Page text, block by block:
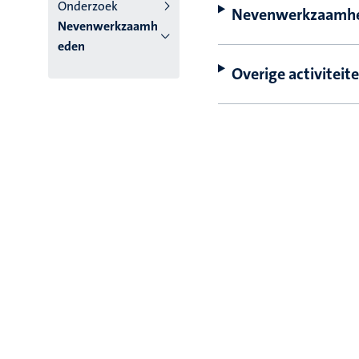
Onderzoek
Nevenwerkzaamh
eden
Overige